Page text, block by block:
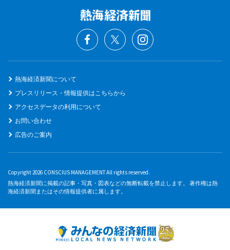
熱海経済新聞について
プレスリリース・情報提供はこちらから
アクセスデータの利用について
お問い合わせ
広告のご案内
Copyright 2026 CONSCIUS MANAGEMENT All rights reserved.
熱海経済新聞に掲載の記事・写真・図表などの無断転載を禁止します。 著作権は熱
海経済新聞またはその情報提供者に属します。